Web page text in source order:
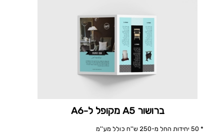
ברושור A5 מקופל ל-A6
* 50 יחידות החל מ-250 ש''ח כולל מע''מ